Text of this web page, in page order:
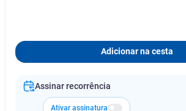
Adicionar na cesta
Assinar recorrência
Ativar assinatura